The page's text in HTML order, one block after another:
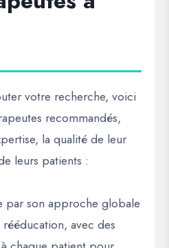
votre recherche, voici
recommandés,
la qualité de leur
leurs patients :
par son approche globale
avec des